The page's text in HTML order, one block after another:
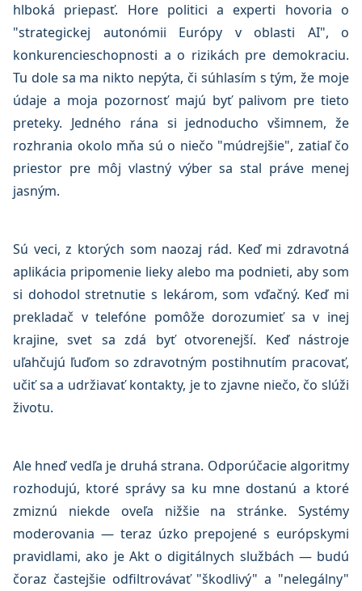
hlboká priepasť. Hore politici a experti hovoria o
"strategickej autonómii Európy v oblasti AI", o
konkurencieschopnosti a o rizikách pre demokraciu.
Tu dole sa ma nikto nepýta, či súhlasím s tým, že moje
údaje a moja pozornosť majú byť palivom pre tieto
preteky. Jedného rána si jednoducho všimnem, že
rozhrania okolo mňa sú o niečo "múdrejšie", zatiaľ čo
priestor pre môj vlastný výber sa stal práve menej
jasným.
Sú veci, z ktorých som naozaj rád. Keď mi zdravotná
aplikácia pripomenie lieky alebo ma podnieti, aby som
si dohodol stretnutie s lekárom, som vďačný. Keď mi
prekladač v telefóne pomôže dorozumieť sa v inej
krajine, svet sa zdá byť otvorenejší. Keď nástroje
uľahčujú ľuďom so zdravotným postihnutím pracovať,
učiť sa a udržiavať kontakty, je to zjavne niečo, čo slúži
životu.
Ale hneď vedľa je druhá strana. Odporúčacie algoritmy
rozhodujú, ktoré správy sa ku mne dostanú a ktoré
zmiznú niekde oveľa nižšie na stránke. Systémy
moderovania — teraz úzko prepojené s európskymi
pravidlami, ako je Akt o digitálnych službách — budú
čoraz častejšie odfiltrovávať "škodlivý" a "nelegálny"